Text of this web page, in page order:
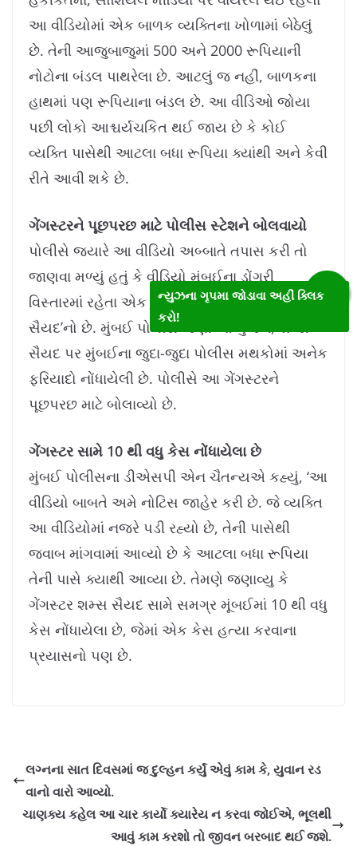
આ વીડિયોમાં એક બાળક વ્યક્તિના ખોળામાં બેઠેલું
છે. તેની આજુબાજુમાં 500 અને 2000 રૂપિયાની
નોટોના બંડલ પાથરેલા છે. આટલું જ નહીં, બાળકના
હાથમાં પણ રૂપિયાના બંડલ છે. આ વીડિઓ જોયા
પછી લોકો આશ્ચર્યચકિત થઈ જાય છે કે કોઈ
વ્યક્તિ પાસેથી આટલા બધા રૂપિયા ક્યાંથી અને કેવી
રીતે આવી શકે છે.
ગેંગસ્ટરને પૂછપરછ માટે પોલીસ સ્ટેશને બોલવાયો
પોલીસે જ્યારે આ વીડિયો અબ્બાતે તપાસ કરી તો
જાણવા મળ્યું હતું કે વીડિયો મુંબઈના ડોંગરી
વિસ્તારમાં રહેતા એક કુખ્યાત ગુનેગાર ‘શમ્સ
સૈયદ’નો છે. મુંબઈ પોલીસે જણાવ્યા મુજબ, શમ્સ
સૈયદ પર મુંબઈના જુદા-જુદા પોલીસ મથકોમાં અનેક
ફરિયાદો નોંધાયેલી છે. પોલીસે આ ગેંગસ્ટરને
પૂછપરછ માટે બોલાવ્યો છે.
ગેંગસ્ટર સામે 10 થી વધુ કેસ નોંધાયેલા છે
મુંબઈ પોલીસના ડીએસપી એન ચૈતન્યએ કહ્યું, ‘આ
વીડિયો બાબતે અમે નોટિસ જાહેર કરી છે. જે વ્યક્તિ
આ વીડિયોમાં નજરે પડી રહ્યો છે, તેની પાસેથી
જવાબ માંગવામાં આવ્યો છે કે આટલા બધા રૂપિયા
તેની પાસે ક્યાથી આવ્યા છે. તેમણે જણાવ્યુ કે
ગેંગસ્ટર શમ્સ સૈયદ સામે સમગ્ર મૂંબઈમાં 10 થી વધુ
કેસ નોંધાયેલા છે, જેમાં એક કેસ હત્યા કરવાના
પ્રયાસનો પણ છે.
લગ્નના સાત દિવસમાં જ દુલ્હન કર્યું એવું કામ કે, યુવાન રડ
વાનો વારો આવ્યો.
ચાણક્ય કહેલ આ ચાર કાર્યો ક્યારેય ન કરવા જોઈએ, ભૂલથી
આવું કામ કરશો તો જીવન બરબાદ થઈ જશે.
ન્યુઝના ગૃપમા જોડાવા અહીં ક્લિક
કરો!